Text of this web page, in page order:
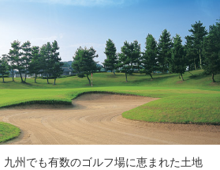
州でも有数のゴルフ場に恵まれた土地